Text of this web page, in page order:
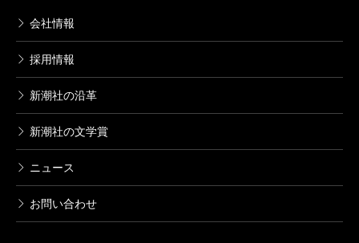
会社情報
採用情報
新潮社の沿革
新潮社の文学賞
ニュース
お問い合わせ